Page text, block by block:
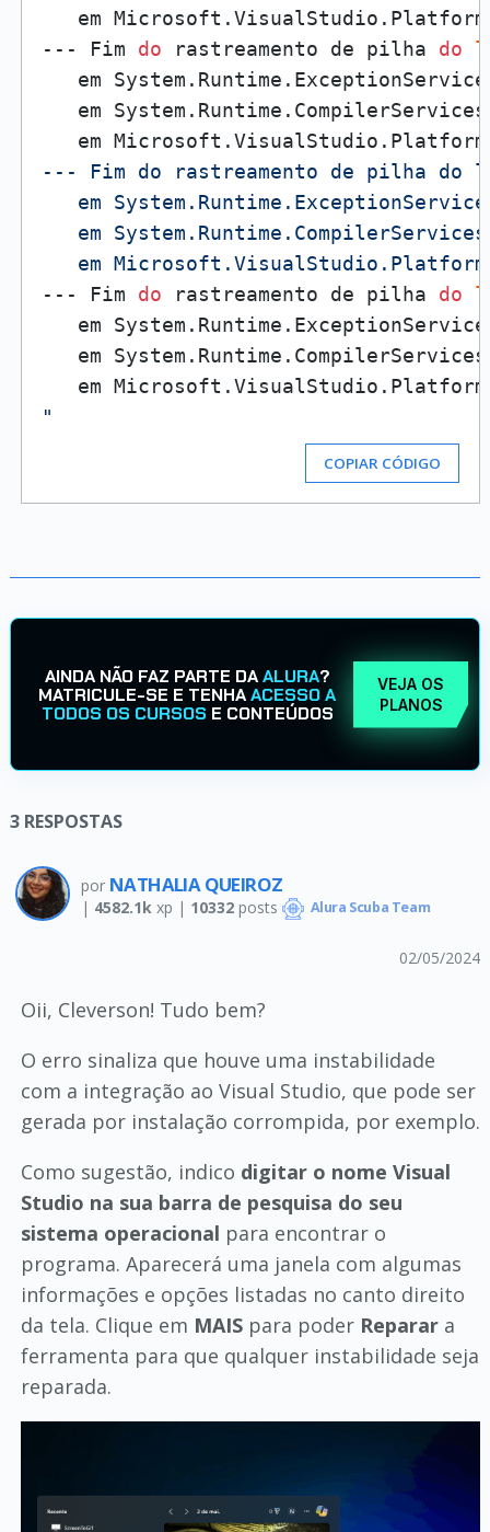
em
--- Fim do rastreamento de pilha do
em
em
em
--- Fim do rastreamento de pilha do
em
em
em
--- Fim do rastreamento de pilha do
em
em
COPIAR CÓDIGO
AINDA NÃO FAZ PARTE DAALURA?
MATRICULE-SE E TENHAACESSO A
TODOS OS CURSOS E CONTEÚDOS
VEJA OS
PLANOS
3 RESPOSTAS
por NATHALIA QUEIROZ
| 4582.1k xp | 10332posts Alura Scuba Team
02/05/2024
Oii, Cleverson! Tudo bem?
O erro sinaliza que houve uma instabilidade
com a integração ao Visual Studio, que pode ser
gerada por instalação corrompida, por exemplo.
Como sugestão, indico digitar o nome Visual
Studio na sua barra de pesquisa do seu
sistema operacional para encontrar o
programa. Aparecerá uma janela com algumas
informações e opções listadas no canto direito
da tela. Clique em MAISpara poder Reparara
ferramenta para que qualquer instabilidade seja
reparada.